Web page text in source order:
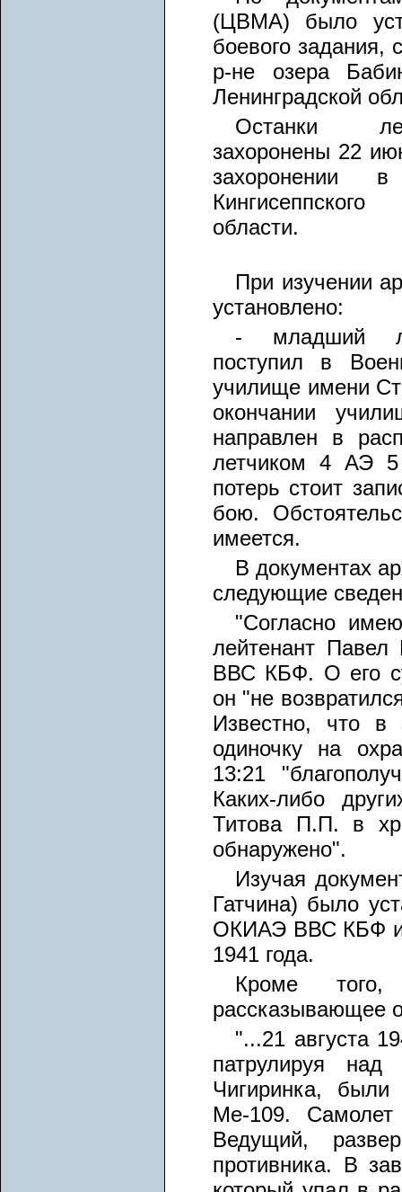
(ЦВМА) было
боевого задания,
р-не озера
Ленинградской
Останки
захоронены 22
захоронении
области.
При изучении
установлено:
- младший
поступил в
училище имени
окончании
направлен в
летчиком 4 АЭ
потерь стоит
бою.
имеется.
В документах
следующие
"Согласно
лейтенант
ВВС КБФ. О его
он "не
Известно, что
одиночку на
13:21
Каких-либо
Титова П.П. в
обнаружено".
Изучая
Гатчина) было
ОКИАЭ ВВС КБФ и
1941 года.
Кроме того,
рассказывающее
"...21 августа
патрулируя
Чигиринка, были
Ме-109.
Ведущий,
противника. В